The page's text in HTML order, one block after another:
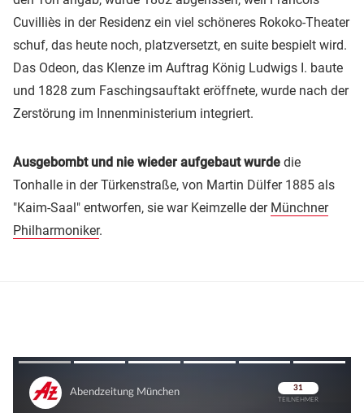
Cuvilliès in der Residenz ein viel schöneres Rokoko-Theater
schuf, das heute noch, platzversetzt, en suite bespielt wird.
Das Odeon, das Klenze im Auftrag König Ludwigs I. baute
und 1828 zum Faschingsauftakt eröffnete, wurde nach der
Zerstörung im Innenministerium integriert.
Ausgebombt und nie wieder aufgebaut wurde die
Tonhalle in der Türkenstraße, von Martin Dülfer 1885 als
"Kaim-Saal" entworfen, sie war Keimzelle der Münchner
Philharmoniker.
Überspringen